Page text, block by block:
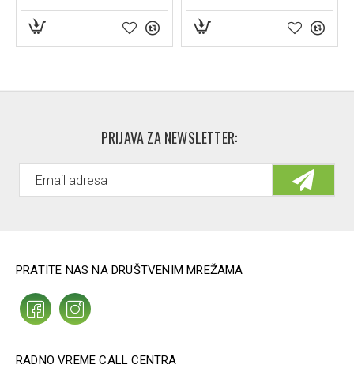
PRIJAVA ZA NEWSLETTER:
PRATITE NAS NA DRUŠTVENIM MREŽAMA
RADNO VREME CALL CENTRA